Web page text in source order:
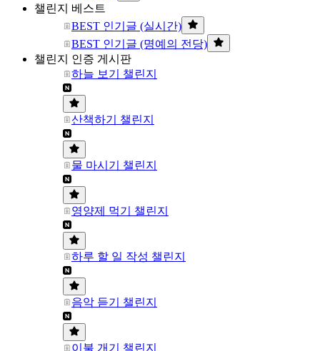
챌린지 베스트
BEST 인기글 (실시간)
BEST 인기글 (명예의 전당)
챌린지 인증 게시판
하늘 보기 챌린지
산책하기 챌린지
물 마시기 챌린지
영양제 먹기 챌린지
하루 할 일 작성 챌린지
음악 듣기 챌린지
이불 개기 챌린지